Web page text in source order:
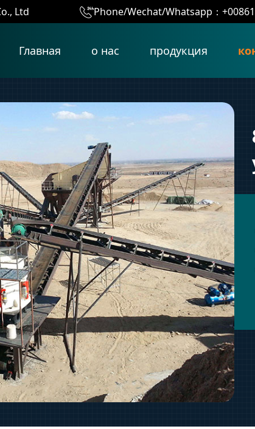
Ltd Phone/Wechat/Whatsapp：
Главная о нас продукция